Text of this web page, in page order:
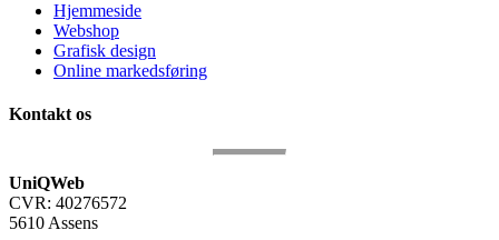
Hjemmeside
Webshop
Grafisk design
Online markedsføring
Kontakt os
UniQWeb
CVR: 40276572
5610 Assens